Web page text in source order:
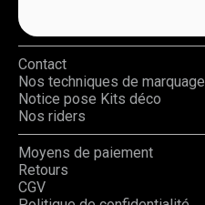
Contact
Nos techniques de marquage
Notice pose Kits déco
Nos riders
Moyens de paiement
Retours
CGV